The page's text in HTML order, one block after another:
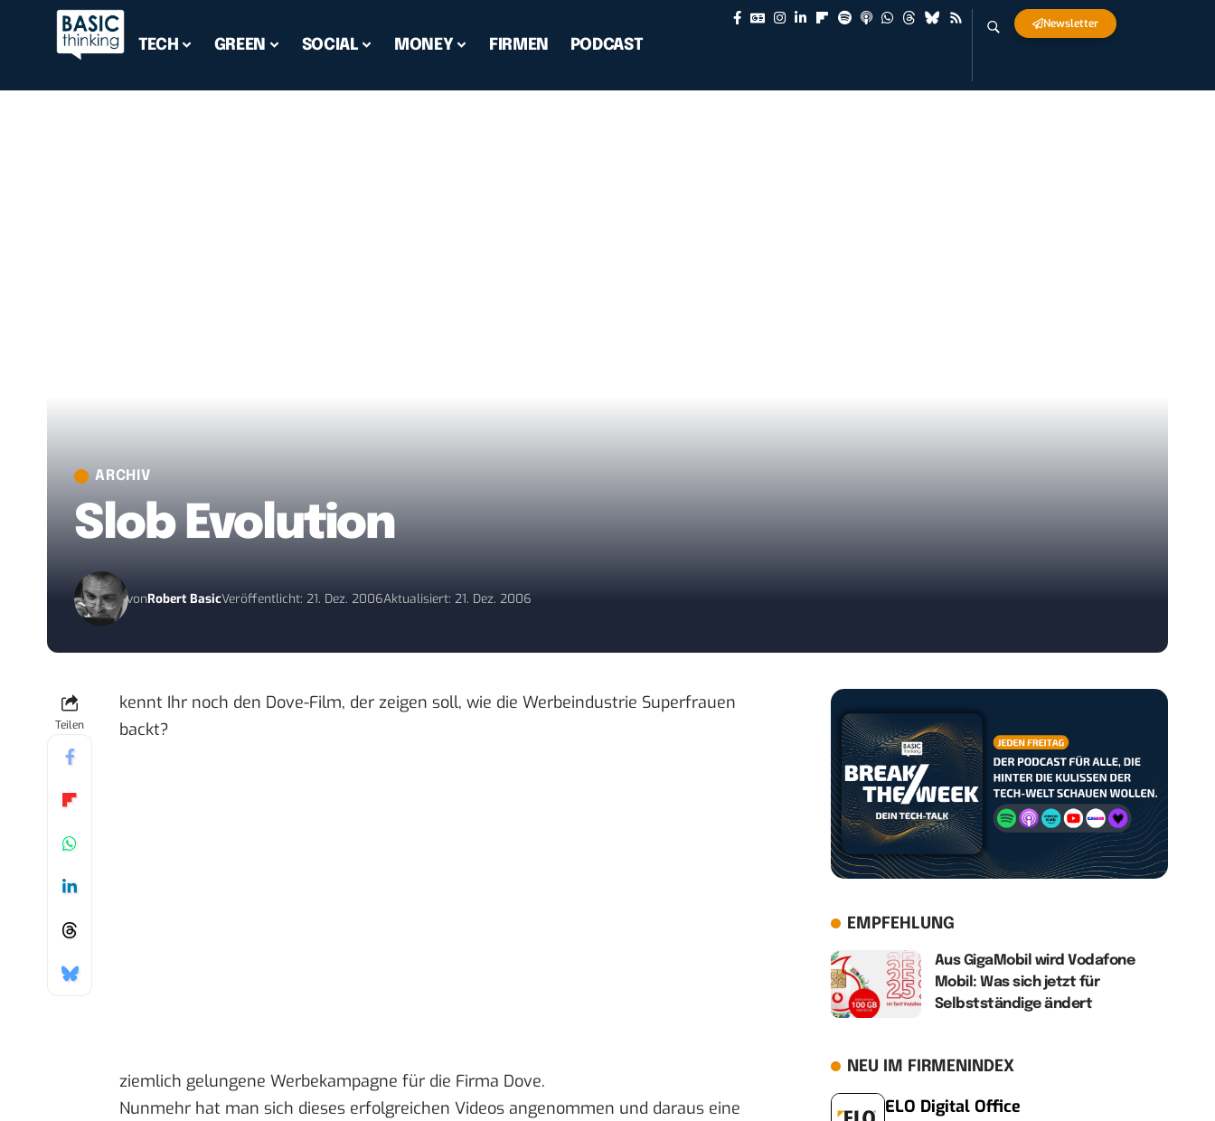
TECH GREEN SOCIAL MONEY FIRMEN PODCAST
Newsletter
ARCHIV
Slob Evolution
vonRobert BasicVeröffentlicht: 21. Dez. 2006Aktualisiert: 21. Dez. 2006
Teilen
kennt Ihr noch den Dove-Film, der zeigen soll, wie die Werbeindustrie Superfrauen
backt?
ziemlich gelungene Werbekampagne für die Firma Dove.
Nunmehr hat man sich dieses erfolgreichen Videos angenommen und daraus eine
EMPFEHLUNG
Aus GigaMobil wird Vodafone
Mobil: Was sich jetzt für
Selbstständige ändert
NEU IM FIRMENINDEX
ELO Digital Office